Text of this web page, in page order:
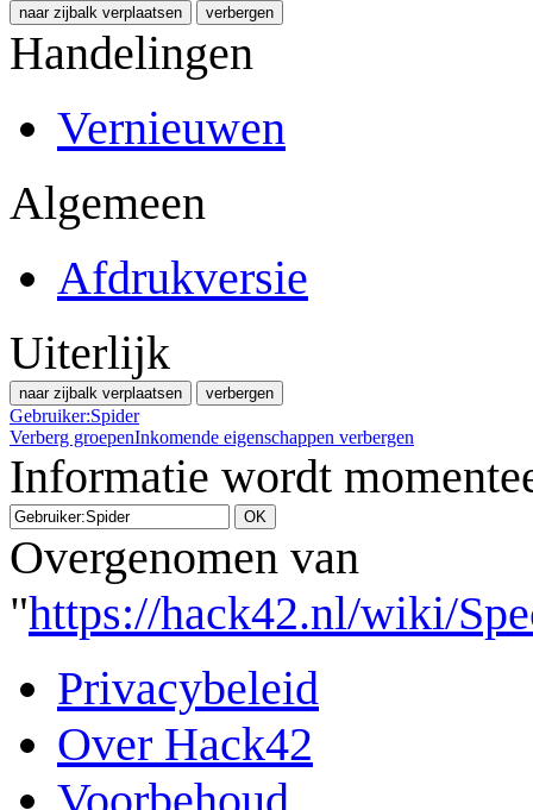
naar zijbalk verplaatsen verbergen
Handelingen
Vernieuwen
Algemeen
Afdrukversie
Uiterlijk
naar zijbalk verplaatsen verbergen
Gebruiker:Spider
Verberg groepenInkomende eigenschappen verbergen
Informatie wordt
Overgenomen van
"https://hack42.nl/wiki/
Privacybeleid
Over Hack42